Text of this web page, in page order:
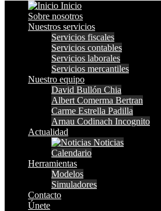
Inicio
Sobre nosotros
Nuestros servicios
Servicios fiscales
Servicios contables
Servicios laborales
Servicios mercantiles
Nuestro equipo
David Bullón Chia
Albert Comerma Bertran
Carme Estrella Padilla
Arnau Codinach Incognito
Actualidad
Noticias
Calendario
Herramientas
Modelos
Simuladores
Contacto
Únete